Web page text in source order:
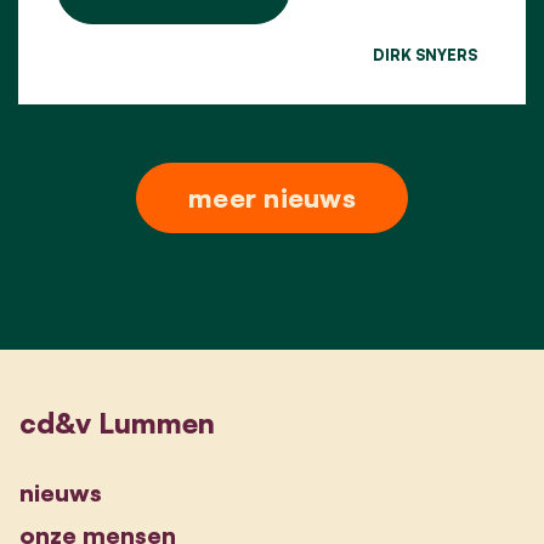
DIRK SNYERS
meer nieuws
cd&v Lummen
nieuws
onze mensen